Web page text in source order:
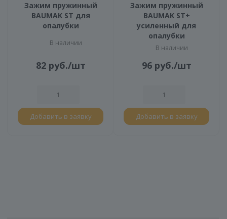
Зажим пружинный
BAUMAK ST для
опалубки
В наличии
82руб./шт
Добавить в заявку
Зажим пружинный
BAUMAK ST+
усиленный для
опалубки
В наличии
96руб./шт
Добавить в заявку